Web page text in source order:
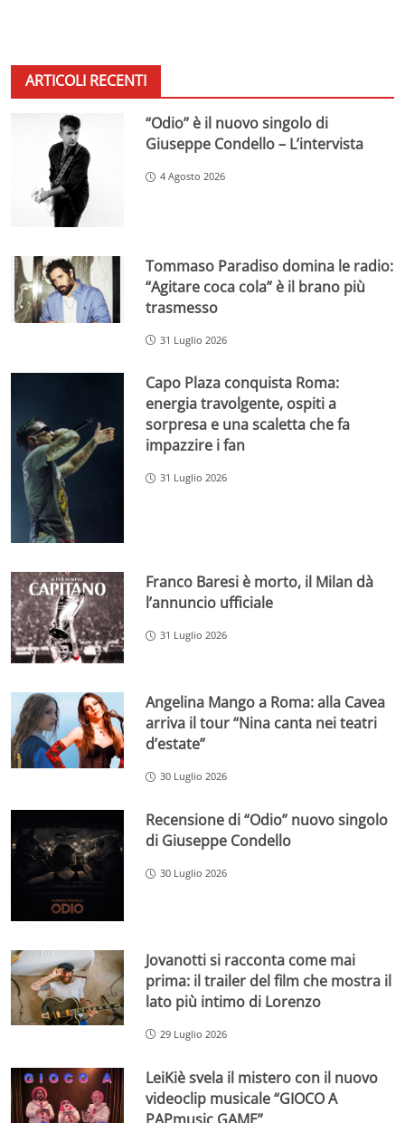
ARTICOLI RECENTI
“Odio” è il nuovo singolo di
Giuseppe Condello – L’intervista
4 Agosto 2026
Tommaso Paradiso domina le radio:
“Agitare coca cola” è il brano più
trasmesso
31 Luglio 2026
Capo Plaza conquista Roma:
energia travolgente, ospiti a
sorpresa e una scaletta che fa
impazzire i fan
31 Luglio 2026
Franco Baresi è morto, il Milan dà
l’annuncio ufficiale
31 Luglio 2026
Angelina Mango a Roma: alla Cavea
arriva il tour “Nina canta nei teatri
d’estate”
30 Luglio 2026
Recensione di “Odio” nuovo singolo
di Giuseppe Condello
30 Luglio 2026
Jovanotti si racconta come mai
prima: il trailer del film che mostra il
lato più intimo di Lorenzo
29 Luglio 2026
LeiKiè svela il mistero con il nuovo
videoclip musicale “GIOCO A